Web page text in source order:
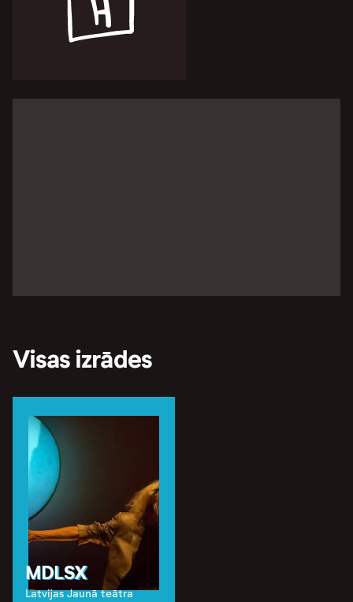
Visas izrādes
MDLSX
Latvijas Jaunā teātra